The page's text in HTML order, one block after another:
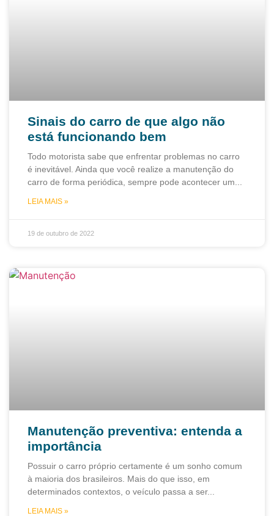
Sinais do carro de que algo não
está funcionando bem
Todo motorista sabe que enfrentar problemas no carro
é inevitável. Ainda que você realize a manutenção do
carro de forma periódica, sempre pode acontecer um
LEIA MAIS »
19 de outubro de 2022
Manutenção preventiva: entenda a
importância
Possuir o carro próprio certamente é um sonho comum
à maioria dos brasileiros. Mais do que isso, em
determinados contextos, o veículo passa a ser
LEIA MAIS »